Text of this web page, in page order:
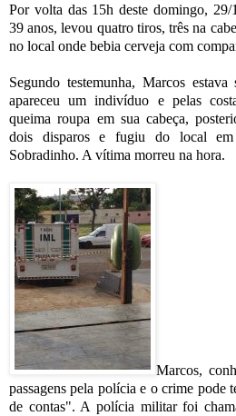
Por volta das 15h deste domingo, 29/
39 anos, levou quatro tiros, três na
no local onde bebia cerveja com
Segundo testemunha, Marcos
apareceu um indivíduo e pelas
queima roupa em sua cabeça,
dois disparos e fugiu do local
Sobradinho. A vítima morreu na hora.
Marcos,
passagens pela polícia e o crime pode
de contas". A polícia militar foi